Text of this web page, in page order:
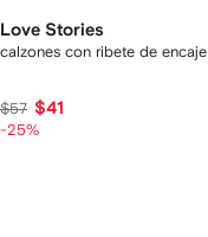
Love Stories
calzones con ribete de encaje
$57 $41
-25%